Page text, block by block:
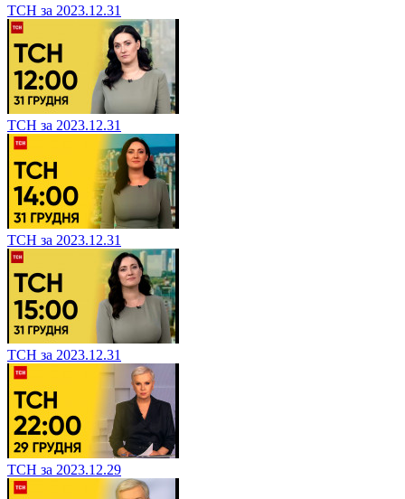
ТСН за 2023.12.31
ТСН за 2023.12.31
ТСН за 2023.12.31
ТСН за 2023.12.31
ТСН за 2023.12.29